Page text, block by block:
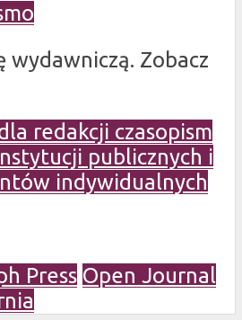
wydawniczą. Zobacz
redakcji czasopism
publicznych i
indywidualnych
Press Open Journal